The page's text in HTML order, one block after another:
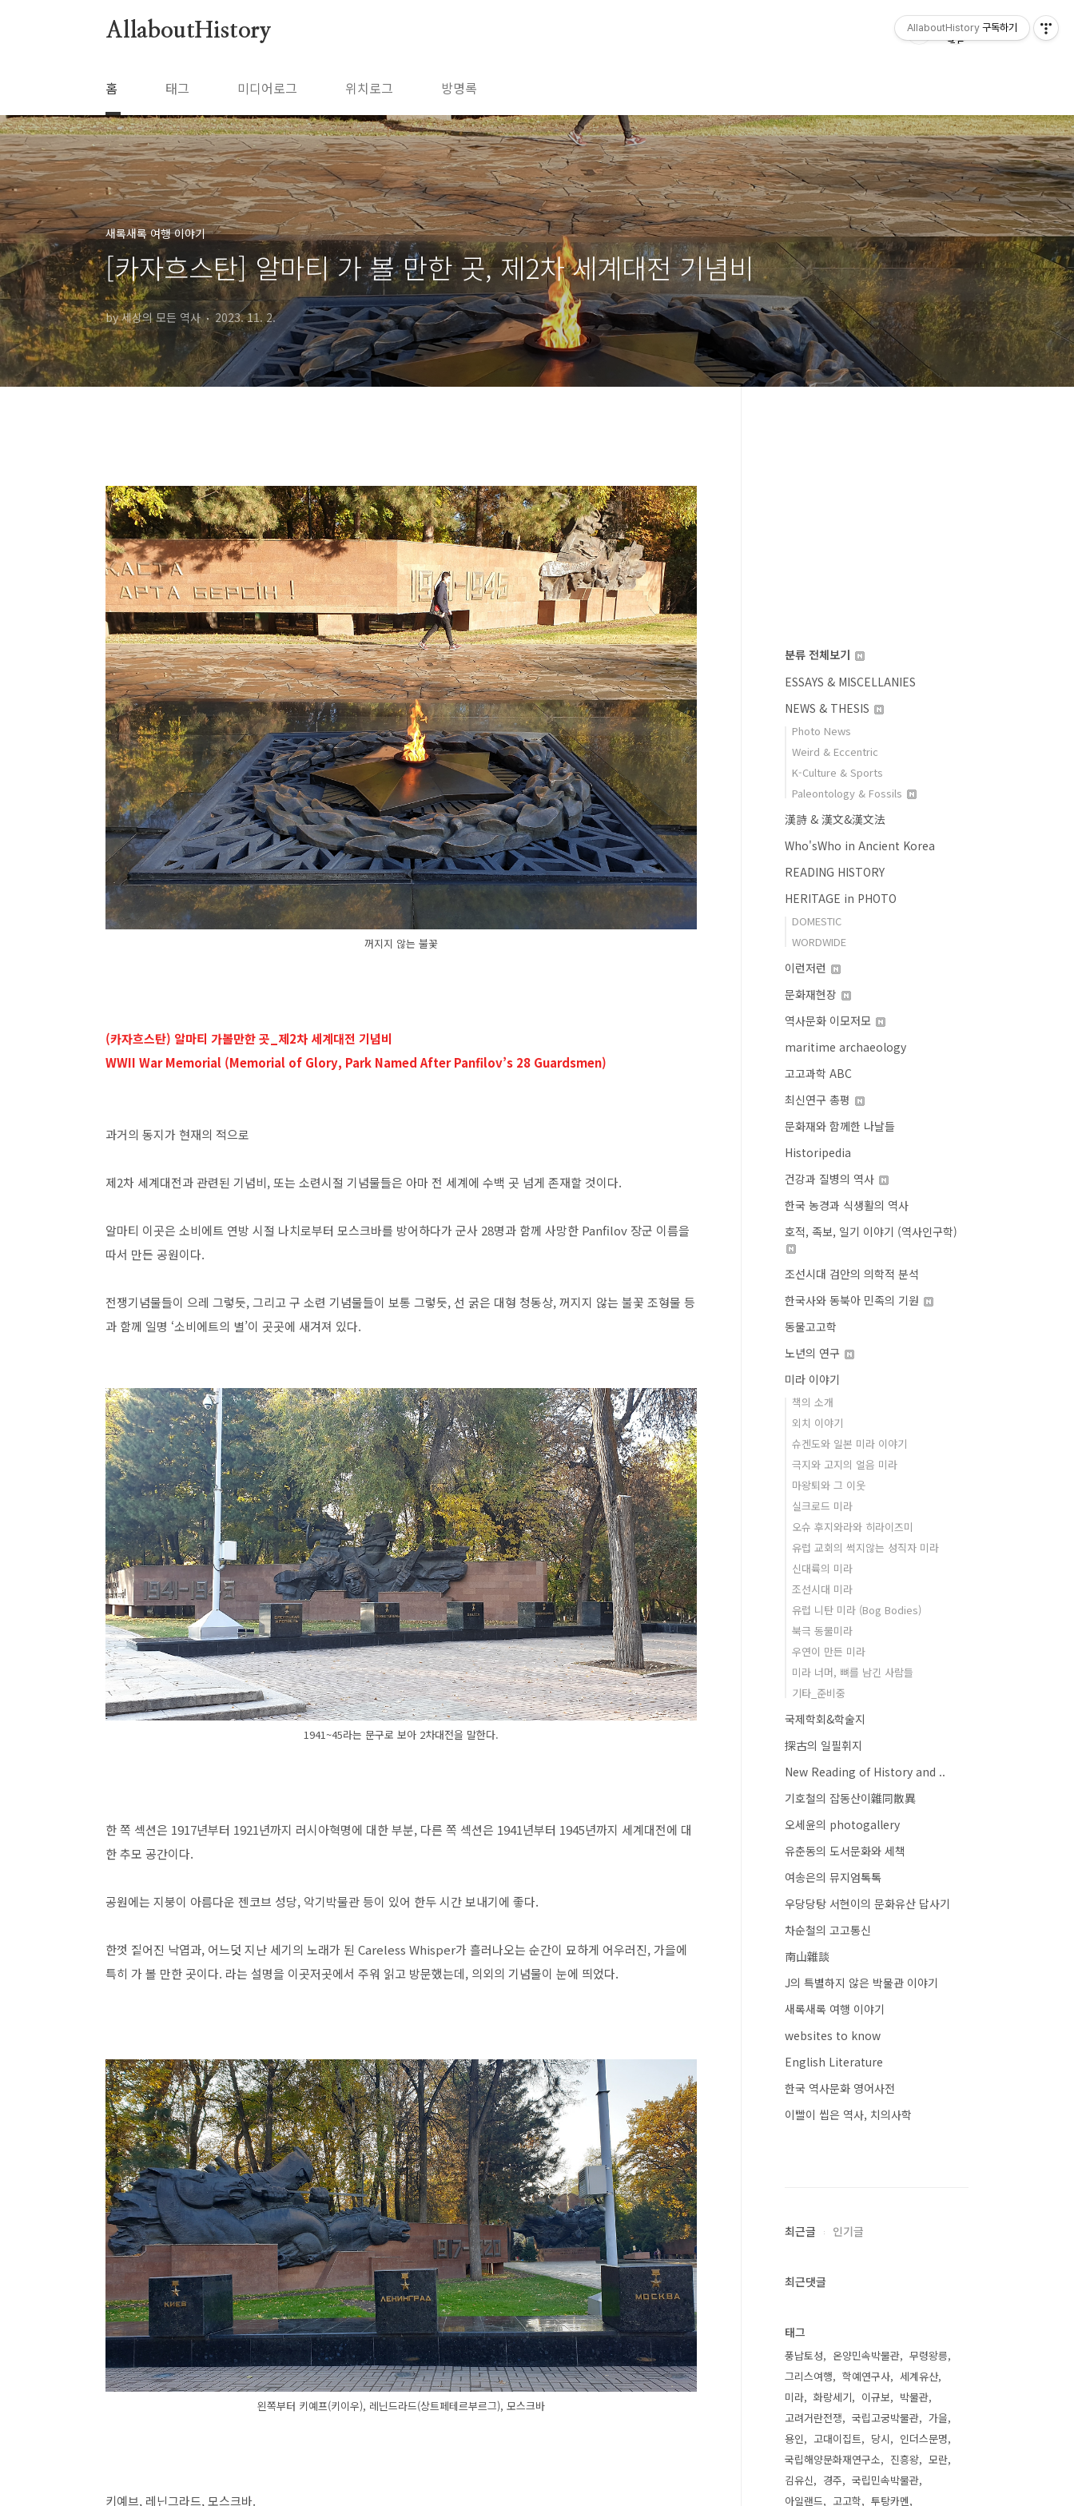
AllaboutHistory
홈 태그 미디어로그 위치로그 방명록
새록새록 여행 이야기
[카자흐스탄] 알마티 가 볼 만한 곳, 제2차 세계대전 기념비
by 세상의 모든 역사 2023. 11. 2.
꺼지지 않는 불꽃
(카자흐스탄) 알마티 가볼만한 곳_제2차 세계대전 기념비
WWII War Memorial (Memorial of Glory, Park Named After Panfilov’s 28 Guardsmen)
과거의 동지가 현재의 적으로
제2차 세계대전과 관련된 기념비, 또는 소련시절 기념물들은 아마 전 세계에 수백 곳 넘게 존재할 것이다.
알마티 이곳은 소비에트 연방 시절 나치로부터 모스크바를 방어하다가 군사 28명과 함께 사망한 Panfilov 장군 이름을
따서 만든 공원이다.
전쟁기념물들이 으레 그렇듯, 그리고 구 소련 기념물들이 보통 그렇듯, 선 굵은 대형 청동상, 꺼지지 않는 불꽃 조형물 등
과 함께 일명 ‘소비에트의 별’이 곳곳에 새겨져 있다.
1941~45라는 문구로 보아 2차대전을 말한다.
한 쪽 섹션은 1917년부터 1921년까지 러시아혁명에 대한 부분, 다른 쪽 섹션은 1941년부터 1945년까지 세계대전에 대
한 추모 공간이다.
공원에는 지붕이 아름다운 젠코브 성당, 악기박물관 등이 있어 한두 시간 보내기에 좋다.
한껏 짙어진 낙엽과, 어느덧 지난 세기의 노래가 된 Careless Whisper가 흘러나오는 순간이 묘하게 어우러진, 가을에
특히 가 볼 만한 곳이다. 라는 설명을 이곳저곳에서 주워 읽고 방문했는데, 의외의 기념물이 눈에 띄었다.
왼쪽부터 키예프(키이우), 레닌드라드(상트페테르부르그), 모스크바
키예브, 레닌그라드, 모스크바.
분류 전체보기
ESSAYS & MISCELLANIES
NEWS & THESIS
Photo News
Weird & Eccentric
K-Culture & Sports
Paleontology & Fossils
漢詩 & 漢文&漢文法
Who'sWho in Ancient Korea
READING HISTORY
HERITAGE in PHOTO
DOMESTIC
WORDWIDE
이런저런
문화재현장
역사문화 이모저모
maritime archaeology
고고과학 ABC
최신연구 총평
문화재와 함께한 나날들
Historipedia
건강과 질병의 역사
한국 농경과 식생활의 역사
호적, 족보, 일기 이야기 (역사인구학)
조선시대 검안의 의학적 분석
한국사와 동북아 민족의 기원
동물고고학
노년의 연구
미라 이야기
책의 소개
외치 이야기
슈겐도와 일본 미라 이야기
극지와 고지의 얼음 미라
마왕퇴와 그 이웃
실크로드 미라
오슈 후지와라와 히라이즈미
유럽 교회의 썩지않는 성직자 미라
신대륙의 미라
조선시대 미라
유럽 니탄 미라 (Bog Bodies)
북극 동물미라
우연이 만든 미라
미라 너머, 뼈를 남긴 사람들
기타_준비중
국제학회&학술지
探古의 일필휘지
New Reading of History and ..
기호철의 잡동산이雜同散異
오세윤의 photogallery
유춘동의 도서문화와 세책
여송은의 뮤지엄톡톡
우당당탕 서현이의 문화유산 답사기
차순철의 고고통신
南山雜談
J의 특별하지 않은 박물관 이야기
새록새록 여행 이야기
websites to know
English Literature
한국 역사문화 영어사전
이빨이 씹은 역사, 치의사학
최근글 인기글
최근댓글
태그
풍납토성 온양민속박물관
무령왕릉
그리스여행
학예연구사
세계유산
미라
화랑세기 이규보
박물관
고려거란전쟁
국립고궁박물관
가을
용인
고대이집트 당시
인더스문명
국립해양문화재연구소
진흥왕
모란
김유신
경주
국립민속박물관
아일랜드
고고학 투탕카멘
AllaboutHistory 구독하기